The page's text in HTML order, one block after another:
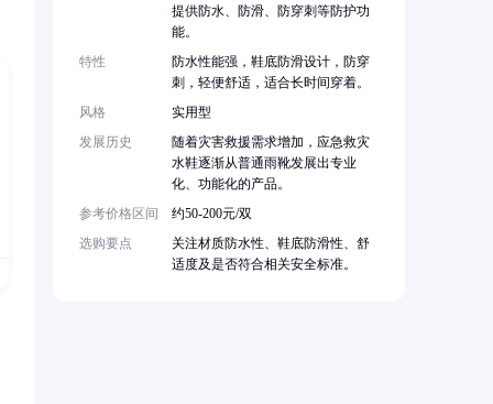
提供防水、防滑、防穿刺等防护功
能。
特性
防水性能强，鞋底防滑设计，防穿
刺，轻便舒适，适合长时间穿着。
风格
实用型
发展历史
随着灾害救援需求增加，应急救灾
水鞋逐渐从普通雨靴发展出专业
化、功能化的产品。
参考价格区间
约50-200元/双
选购要点
关注材质防水性、鞋底防滑性、舒
适度及是否符合相关安全标准。